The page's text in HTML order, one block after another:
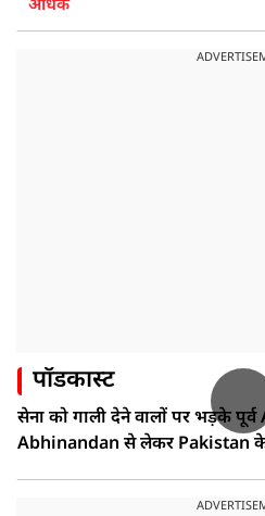
अधिक
पॉडकास्ट
सेना को गाली देने वालों पर भड़के
Abhinandan से लेकर Pakistan के